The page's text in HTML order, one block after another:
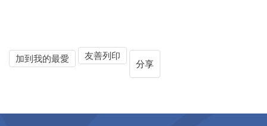
加到我的最愛
友善列印
分享